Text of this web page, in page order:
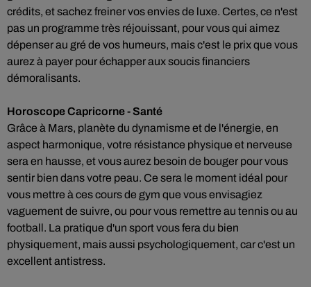
crédits, et sachez freiner vos envies de luxe. Certes, ce n'est
pas un programme très réjouissant, pour vous qui aimez
dépenser au gré de vos humeurs, mais c'est le prix que vous
aurez à payer pour échapper aux soucis financiers
démoralisants.
Horoscope Capricorne - Santé
Grâce à Mars, planète du dynamisme et de l'énergie, en
aspect harmonique, votre résistance physique et nerveuse
sera en hausse, et vous aurez besoin de bouger pour vous
sentir bien dans votre peau. Ce sera le moment idéal pour
vous mettre à ces cours de gym que vous envisagiez
vaguement de suivre, ou pour vous remettre au tennis ou au
football. La pratique d'un sport vous fera du bien
physiquement, mais aussi psychologiquement, car c'est un
excellent antistress.